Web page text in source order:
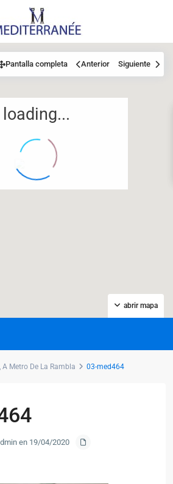
12
loading...
abrir mapa
Pantalla completa Anterior Siguiente
Metro De La Rambla 03-med464
en 19/04/2020